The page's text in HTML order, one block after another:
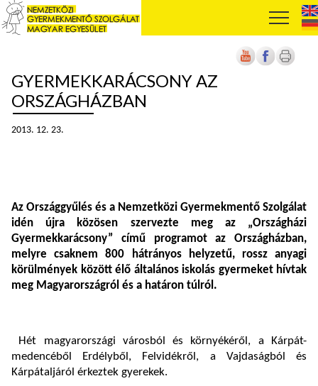
GYERMEKKARÁCSONY AZ
ORSZÁGHÁZBAN
2013. 12. 23.
Az Országgyűlés és a Nemzetközi Gyermekmentő Szolgálat
idén újra közösen szervezte meg az „Országházi
Gyermekkarácsony” című programot az Országházban,
melyre csaknem 800 hátrányos helyzetű, rossz anyagi
körülmények között élő általános iskolás gyermeket hívtak
meg Magyarországról és a határon túlról.
Hét magyarországi városból és környékéről, a Kárpát-
medencéből Erdélyből, Felvidékről, a Vajdaságból és
Kárpátaljáról érkeztek gyerekek.